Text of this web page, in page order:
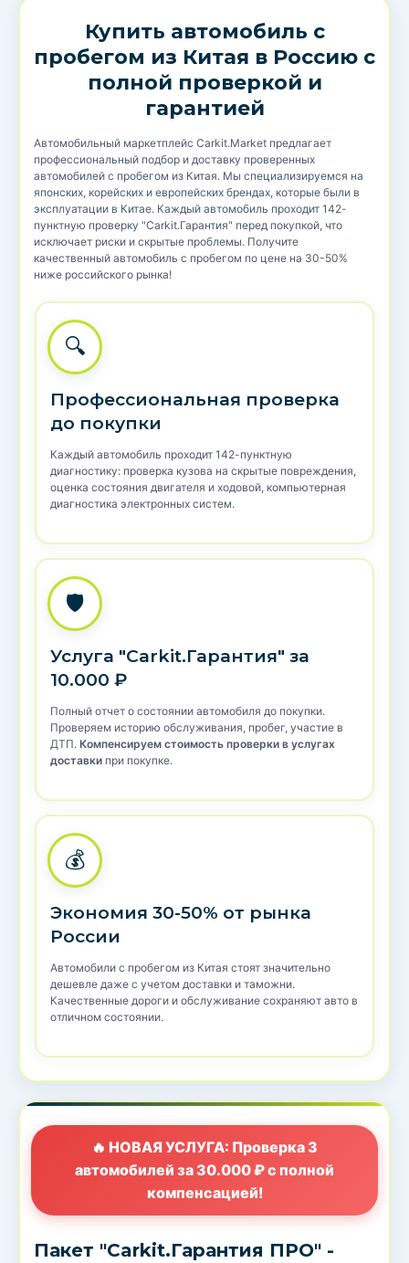
Купить автомобиль с
пробегом из Китая в Россию с
полной проверкой и
гарантией
Автомобильный маркетплейс Carkit.Market предлагает
профессиональный подбор и доставку проверенных
автомобилей с пробегом из Китая. Мы специализируемся на
японских, корейских и европейских брендах, которые были в
эксплуатации в Китае. Каждый автомобиль проходит 142-
пунктную проверку "Carkit.Гарантия" перед покупкой, что
исключает риски и скрытые проблемы. Получите
качественный автомобиль с пробегом по цене на 30-50%
ниже российского рынка!
🔍
Профессиональная проверка
до покупки
Каждый автомобиль проходит 142-пунктную
диагностику: проверка кузова на скрытые повреждения,
оценка состояния двигателя и ходовой, компьютерная
диагностика электронных систем.
🛡️
Услуга "Carkit.Гарантия" за
10.000 ₽
Полный отчет о состоянии автомобиля до покупки.
Проверяем историю обслуживания, пробег, участие в
ДТП. Компенсируем стоимость проверки в услугах
доставки при покупке.
💰
Экономия 30-50% от рынка
России
Автомобили с пробегом из Китая стоят значительно
дешевле даже с учетом доставки и таможни.
Качественные дороги и обслуживание сохраняют авто в
отличном состоянии.
🔥 НОВАЯ УСЛУГА: Проверка 3
автомобилей за 30.000 ₽ с полной
компенсацией!
Пакет "Carkit.Гарантия ПРО" -